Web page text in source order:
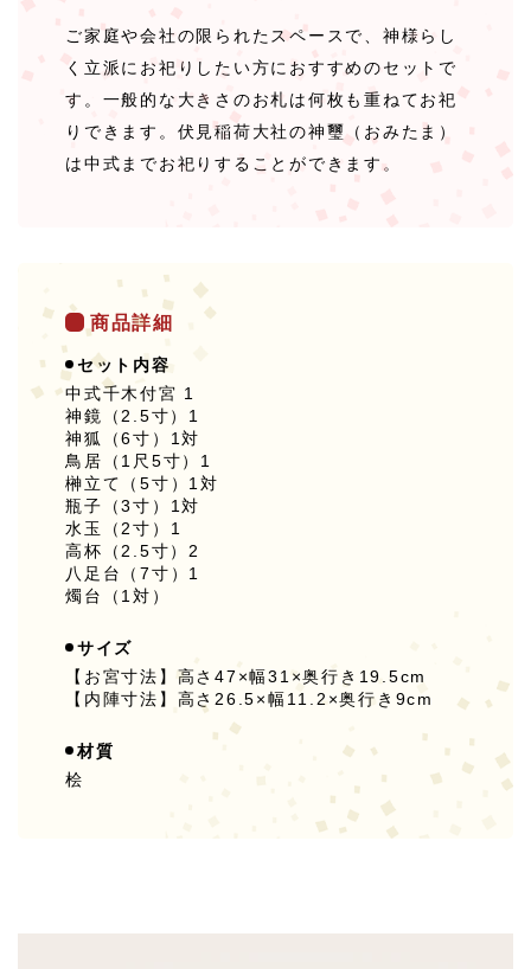
ご家庭や会社の限られたスペースで、神様らし
く立派にお祀りしたい方におすすめのセットで
す。一般的な大きさのお札は何枚も重ねてお祀
りできます。伏見稲荷大社の神璽（おみたま）
は中式までお祀りすることができます。
商品詳細
セット内容
中式千木付宮 1
神鏡（2.5寸）1
神狐（6寸）1対
鳥居（1尺5寸）1
榊立て（5寸）1対
瓶子（3寸）1対
水玉（2寸）1
高杯（2.5寸）2
八足台（7寸）1
燭台（1対）
サイズ
【お宮寸法】高さ47×幅31×奥行き19.5cm
【内陣寸法】高さ26.5×幅11.2×奥行き9cm
材質
桧